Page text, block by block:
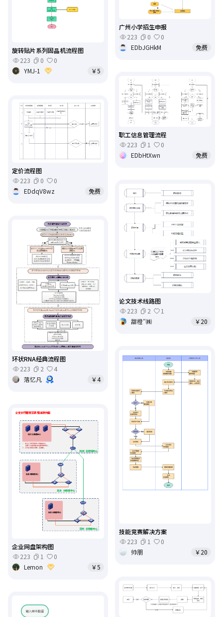
旋转贴片系列固晶机流程图
223
0
0
YMJ-1
￥5
广州小学招生申报
223
0
0
EDbJGHkM
免费
职工信息管理流程
223
1
0
EDbHtXwn
免费
定价流程图
223
0
0
EDdqV8wz
免费
论文技术线路图
223
2
1
甜橙″㈱
￥20
环状RNA经典流程图
223
2
4
落忆凡
￥4
技能竞赛解决方案
223
1
0
帅朋
￥20
企业网盘架构图
223
1
0
Lemon
￥5